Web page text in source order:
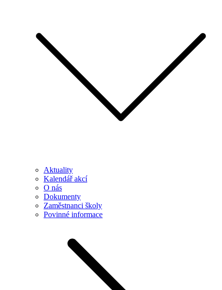
Aktuality
Kalendář akcí
O nás
Dokumenty
Zaměstnanci školy
Povinné informace